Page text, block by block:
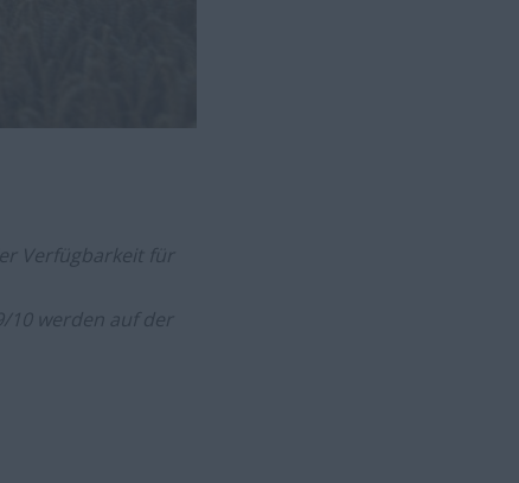
Verfügbarkeit für
10 werden auf der